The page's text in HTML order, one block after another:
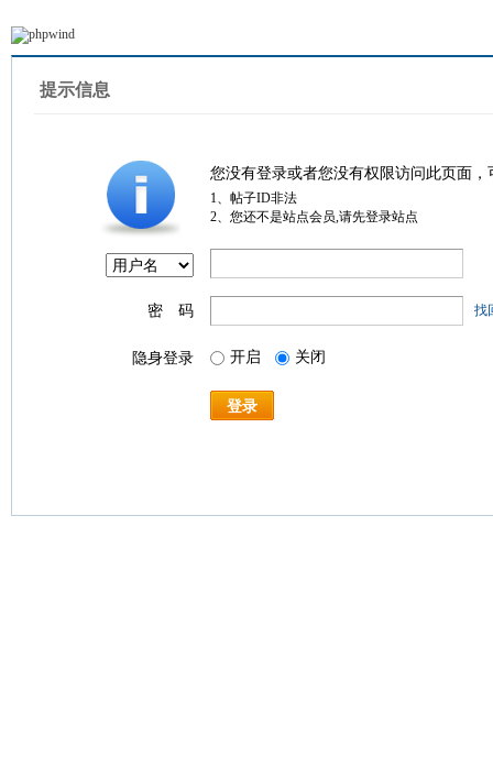
提示信息
您没有登录或者您没有权限访问此页面
1、帖子ID非法
2、您还不是站点会员,请先登录站点
密 码 找
隐身登录 开启 关闭
登录